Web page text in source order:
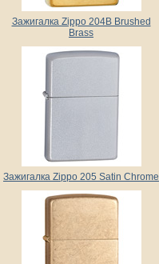
Зажигалка Zippo 204B Brushed
Brass
Зажигалка Zippo 205 Satin Chrome